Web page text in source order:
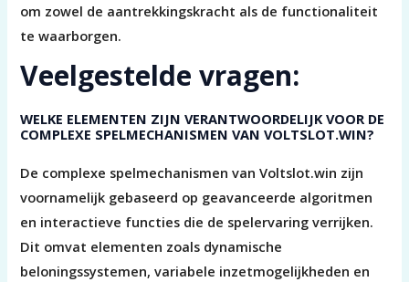
om zowel de aantrekkingskracht als de functionaliteit
te waarborgen.
Veelgestelde vragen:
WELKE ELEMENTEN ZIJN VERANTWOORDELIJK VOOR DE
COMPLEXE SPELMECHANISMEN VAN VOLTSLOT.WIN?
De complexe spelmechanismen van Voltslot.win zijn
voornamelijk gebaseerd op geavanceerde algoritmen
en interactieve functies die de spelervaring verrijken.
Dit omvat elementen zoals dynamische
beloningssystemen, variabele inzetmogelijkheden en